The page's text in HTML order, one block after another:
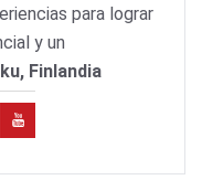
para lograr
y un
Finlandia